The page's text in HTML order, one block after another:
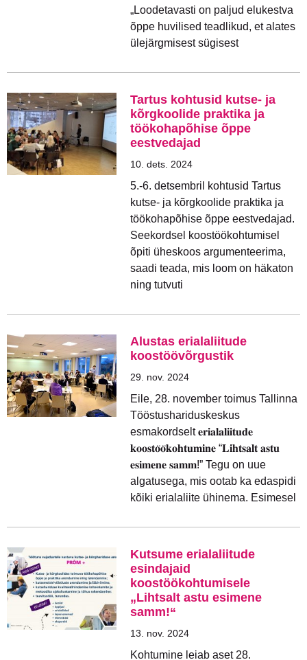
„Loodetavasti on paljud elukestva
õppe huvilised teadlikud, et alates
ülejärgmisest sügisest
Tartus kohtusid kutse- ja
kõrgkoolide praktika ja
töökohapõhise õppe
eestvedajad
10. dets. 2024
5.-6. detsembril kohtusid Tartus
kutse- ja kõrgkoolide praktika ja
töökohapõhise õppe eestvedajad.
Seekordsel koostöökohtumisel
õpiti üheskoos argumenteerima,
saadi teada, mis loom on häkaton
ning tutvuti
Alustas erialaliitude
koostöövõrgustik
29. nov. 2024
Eile, 28. november toimus Tallinna
Tööstushariduskeskus
esmakordselt 𝐞𝐫𝐢𝐚𝐥𝐚𝐥𝐢𝐢𝐭𝐮𝐝𝐞
𝐤𝐨𝐨𝐬𝐭𝐨̈𝐨̈𝐤𝐨𝐡𝐭𝐮𝐦𝐢𝐧𝐞 “𝐋𝐢𝐡𝐭𝐬𝐚𝐥𝐭 𝐚𝐬𝐭𝐮
𝐞𝐬𝐢𝐦𝐞𝐧𝐞 𝐬𝐚𝐦𝐦!” Tegu on uue
algatusega, mis ootab ka edaspidi
kõiki erialaliite ühinema. Esimesel
Kutsume erialaliitude
esindajaid
koostöökohtumisele
„Lihtsalt astu esimene
samm!“
13. nov. 2024
Kohtumine leiab aset 28.